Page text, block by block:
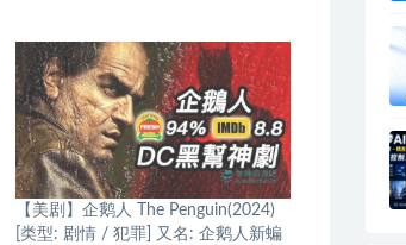
【美剧】企鹅人 The Penguin(2024)
[类型: 剧情 / 犯罪] 又名: 企鹅人新蝙